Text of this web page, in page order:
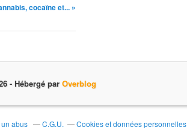
cocaïne et... »
- Hébergé par Overblog
abus C.G.U. Cookies et données personnelles